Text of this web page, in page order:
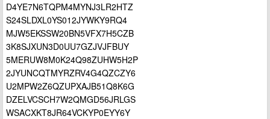
D4YE7N6TQPM4MYNJ3LR2HTZ
S24SLDXL0YS012JYWKY9RQ4
MJW5EKSSW20BN5VFX7H5CZB
3K8SJXUN3D0UU7GZJVJFBUY
5MERUW8M0K24Q98ZUHW5H2P
2JYUNCQTMYRZRV4G4QZCZY6
U2MPW2Z6QZUPXAJB51Q8K6G
DZELVCSCH7W2QMGD56JRLGS
WSACXKT8JR64VCKYP0EYY6Y